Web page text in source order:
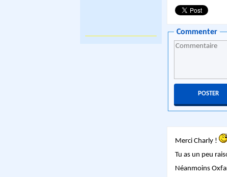
Commenter
Merci Charly !
Tu as un peu
Néanmoins